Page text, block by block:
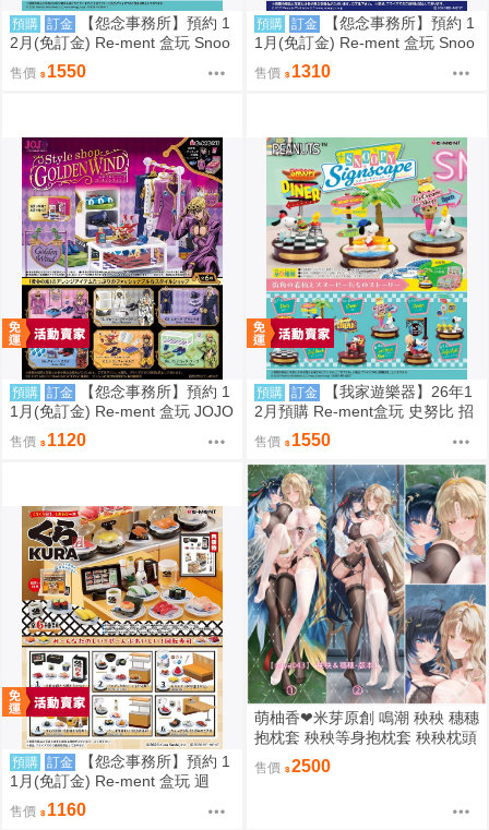
預購 訂金
【怨念事務所】預約 1
2月(免訂金) Re-ment 盒玩 Snoo
py 史努比 街角招牌場景 中盒6入
0823
售價 1550
預購 訂金
【怨念事務所】預約 1
1月(免訂金) Re-ment 盒玩 Snoo
py 史努比 悠閒座椅場景 中盒6入
0823
售價 1310
預購 訂金
【怨念事務所】預約 1
1月(免訂金) Re-ment 盒玩 JOJO
的奇妙冒險 服裝精品店 黃金之風
中盒6入 0823
售價 1120
預購 訂金
【我家遊樂器】26年1
2月預購 Re-ment盒玩 史努比 招
牌景觀
售價 1550
預購 訂金
【怨念事務所】預約 1
1月(免訂金) Re-ment 盒玩 迴
轉、幸福的一盤 藏壽司 中盒6入
0823
售價 1160
萌柚香❤米芽原創 鳴潮 秧秧 穗穗
抱枕套 秧秧等身抱枕套 秧秧枕頭
套 穗穗枕套 動漫等身抱枕套
售價 2500